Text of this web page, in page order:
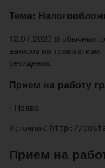
Тема:
12.07.2020 В обычных
взносов на
резидента.
Прием на работу
› Право
Источник: http://
Прием на